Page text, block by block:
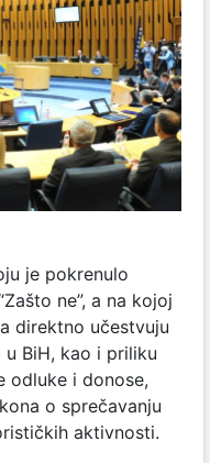
je pokrenulo
ne”, a na kojoj
direktno učestvuju
BiH, kao i priliku
odluke i donose,
o sprečavanju
aktivnosti.